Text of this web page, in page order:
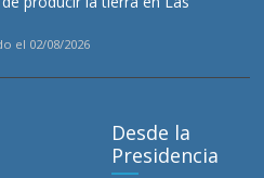
el 02/08/2026
Desde la
Presidencia